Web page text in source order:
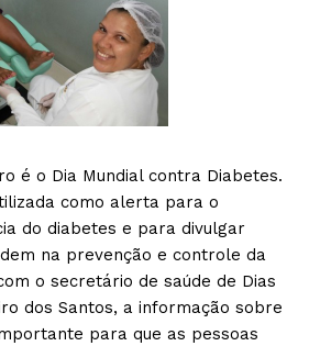
é o Dia Mundial contra Diabetes.
como alerta para o
do diabetes e para divulgar
na prevenção e controle da
o secretário de saúde de Dias
dos Santos, a informação sobre
para que as pessoas